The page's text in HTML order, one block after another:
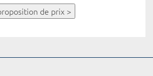
de prix >